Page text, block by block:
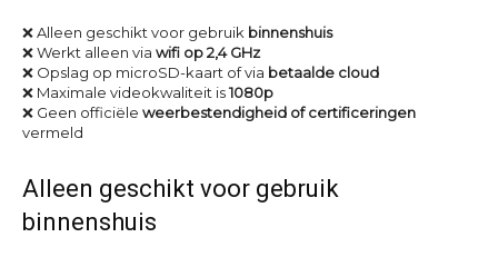
❌ Alleen geschikt voor gebruik binnenshuis
❌ Werkt alleen via wifi op 2,4 GHz
❌ Opslag op microSD-kaart of via betaalde cloud
❌ Maximale videokwaliteit is1080p
❌ Geen officiële weerbestendigheid of certificeringen
vermeld
Alleen geschikt voor gebruik
binnenshuis